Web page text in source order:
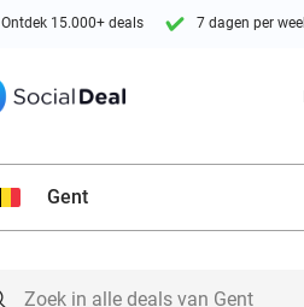
Ontdek 15.000+ deals 7 dagen per
Gent